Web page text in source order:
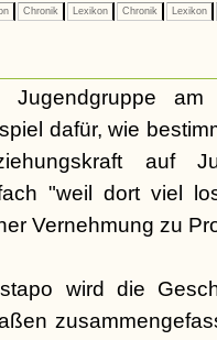
Chronik Lexikon Chronik Lexikon
Jugendgruppe
dafür, wie
auf
"weil dort viel
Vernehmung zu
wird die